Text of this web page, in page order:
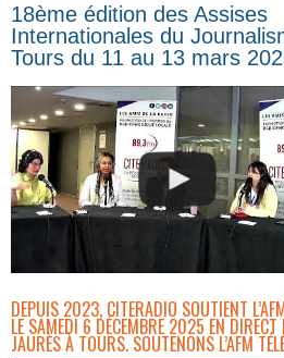
18ème édition des Assises
Internationales du
Tours du 11 au 13 mars
DEPUIS 2023, CITERADIO SOUTIENT
LE SAMEDI 6 DÉCEMBRE 2025 EN DIRECT
JAURÈS À TOURS. SOUTENONS L’AFM